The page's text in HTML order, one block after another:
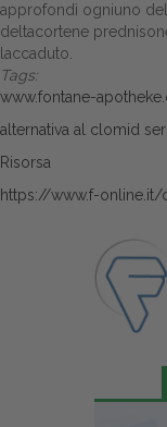
approfondì ogniuno
deltacortene
laccaduto.
Tags:
www.fontane-
alternativa al clomid
Risorsa
https://www.f-